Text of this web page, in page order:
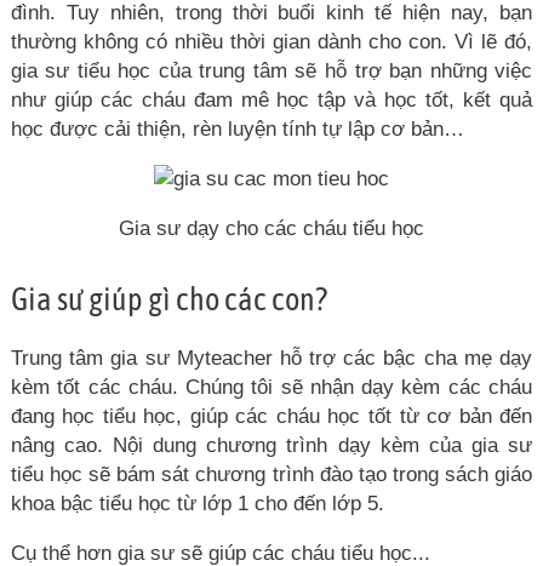
đình. Tuy nhiên, trong thời buổi kinh tế hiện nay, bạn
thường không có nhiều thời gian dành cho con. Vì lẽ đó,
gia sư tiểu học của trung tâm sẽ hỗ trợ bạn những việc
như giúp các cháu đam mê học tập và học tốt, kết quả
học được cải thiện, rèn luyện tính tự lập cơ bản…
Gia sư dạy cho các cháu tiểu học
Gia sư giúp gì cho các con?
Trung tâm gia sư Myteacher hỗ trợ các bậc cha mẹ dạy
kèm tốt các cháu. Chúng tôi sẽ nhận dạy kèm các cháu
đang học tiểu học, giúp các cháu học tốt từ cơ bản đến
nâng cao. Nội dung chương trình dạy kèm của gia sư
tiểu học sẽ bám sát chương trình đào tạo trong sách giáo
khoa bậc tiểu học từ lớp 1 cho đến lớp 5.
Cụ thể hơn gia sư sẽ giúp các cháu tiểu học...